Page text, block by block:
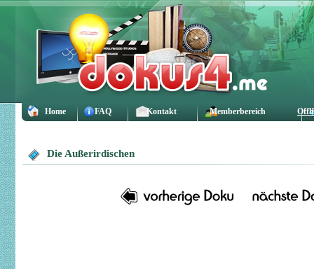
Home FAQ Kontakt Memberbereich
Die Außerirdischen